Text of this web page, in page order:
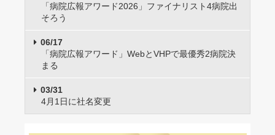
「病院広報アワード2026」ファイナリスト4病院出
そろう
06/17
「病院広報アワード」WebとVHPで最優秀2病院決
まる
03/31
4月1日に社名変更